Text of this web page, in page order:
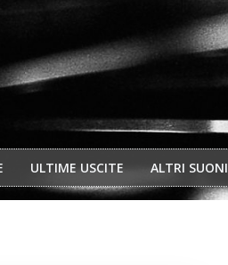
ULTIME USCITE ALTRI SUONI